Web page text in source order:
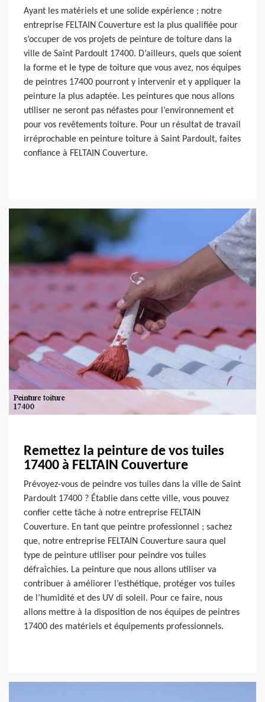
Ayant les matériels et une solide expérience ; notre
entreprise FELTAIN Couverture est la plus qualifiée pour
s’occuper de vos projets de peinture de toiture dans la
ville de Saint Pardoult 17400. D’ailleurs, quels que soient
la forme et le type de toiture que vous avez, nos équipes
de peintres 17400 pourront y intervenir et y appliquer la
peinture la plus adaptée. Les peintures que nous allons
utiliser ne seront pas néfastes pour l’environnement et
pour vos revêtements toiture. Pour un résultat de travail
irréprochable en peinture toiture à Saint Pardoult, faites
confiance à FELTAIN Couverture.
Remettez la peinture de vos tuiles
17400 à FELTAIN Couverture
Prévoyez-vous de peindre vos tuiles dans la ville de Saint
Pardoult 17400 ? Établie dans cette ville, vous pouvez
confier cette tâche à notre entreprise FELTAIN
Couverture. En tant que peintre professionnel ; sachez
que, notre entreprise FELTAIN Couverture saura quel
type de peinture utiliser pour peindre vos tuiles
défraîchies. La peinture que nous allons utiliser va
contribuer à améliorer l’esthétique, protéger vos tuiles
de l’humidité et des UV di soleil. Pour ce faire, nous
allons mettre à la disposition de nos équipes de peintres
17400 des matériels et équipements professionnels.